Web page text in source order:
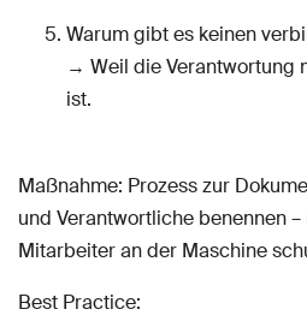
Warum gibt es keinen
→ Weil die Verantwortung
ist.
Maßnahme: Prozess zur
und Verantwortliche benennen
Mitarbeiter an der Maschine
Best Practice: